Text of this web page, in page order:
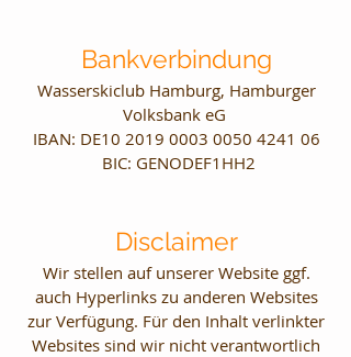
Bankverbindung
Wasserskiclub Hamburg, Hamburger
Volksbank eG
IBAN: DE10 2019 0003 0050 4241 06
BIC: GENODEF1HH2
Disclaimer
Wir stellen auf unserer Website ggf.
auch Hyperlinks zu anderen Websites
zur Verfügung. Für den Inhalt verlinkter
Websites sind wir nicht verantwortlich